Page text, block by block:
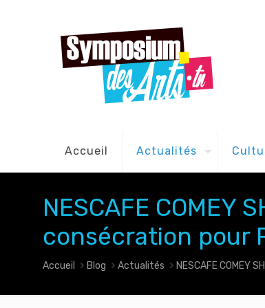
Accueil Actualités
NESCAFE COMEY
consécration pour
Accueil Blog Actualités NESCAFE COMEY